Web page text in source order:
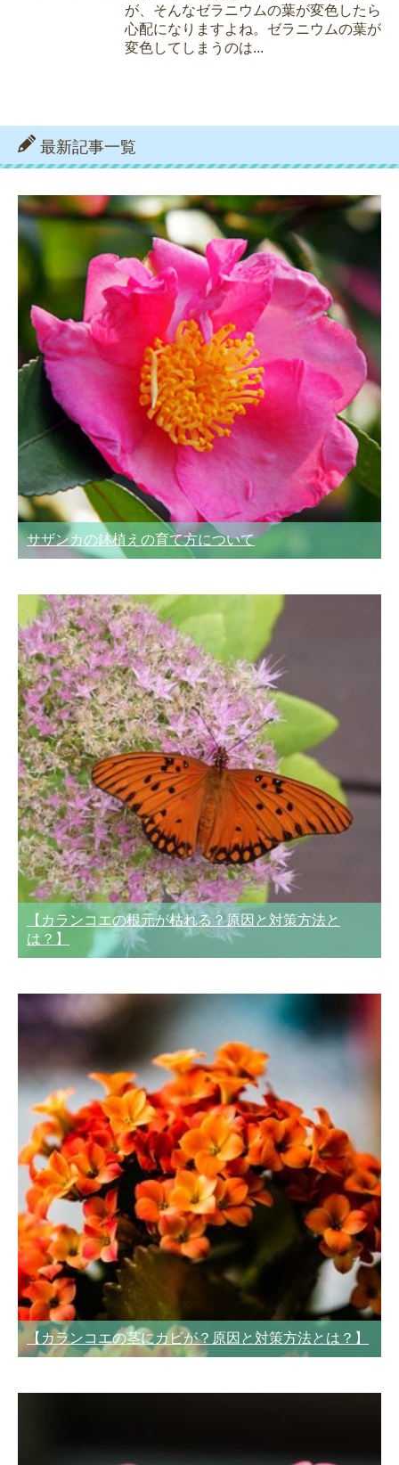
が、そんなゼラニウムの葉が変色したら
心配になりますよね。ゼラニウムの葉が
変色してしまうのは...
最新記事一覧
サザンカの鉢植えの育て方について
【カランコエの根元が枯れる？原因と対策方法と
は？】
【カランコエの茎にカビが？原因と対策方法とは？】